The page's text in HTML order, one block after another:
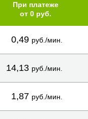
При платеже
от 0 руб.
0,49 руб./мин.
14,13 руб./мин.
1,87 руб./мин.